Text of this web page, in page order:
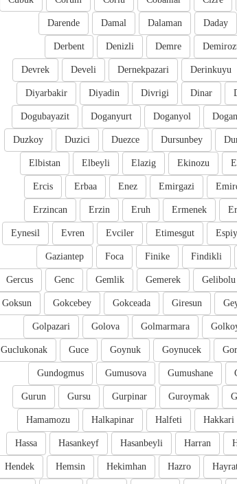
Daday
Dalaman
Damal
Darende
Demre
Denizli
Derbent
Derinkuyu
Dernekpazari
Develi
Devrek
Dinar
Divrigi
Diyadin
Diyarbakir
Doganyol
Doganyurt
Dogubayazit
Dursunbey
Duezce
Duzici
Duzkoy
Ekinozu
Elazig
Elbeyli
Elbistan
Emirgazi
Enez
Erbaa
Ercis
Ermenek
Eruh
Erzin
Erzincan
Etimesgut
Evciler
Evren
Eynesil
Findikli
Finike
Foca
Gaziantep
Gelibolu
Gemerek
Gemlik
Genc
Gercus
Giresun
Gokceada
Gokcebey
Goksun
Golmarmara
Golova
Golpazari
Goynucek
Goynuk
Guce
Guclukonak
Gumushane
Gumusova
Gundogmus
Guroymak
Gurpinar
Gursu
Gurun
Hakkari
Halfeti
Halkapinar
Hamamozu
Harran
Hasanbeyli
Hasankeyf
Hassa
Hazro
Hekimhan
Hemsin
Hendek